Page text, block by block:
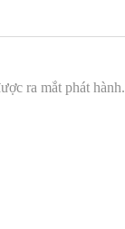
ra mắt phát hành.